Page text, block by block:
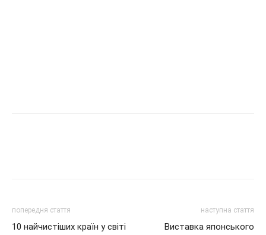
попередня стаття
10 найчистіших країн у світі
наступна стаття
Виставка японського